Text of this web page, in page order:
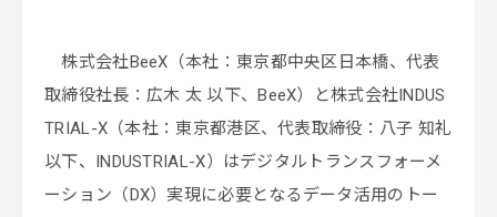
株式会社BeeX（本社：東京都中央区日本橋、代表
取締役社長：広木 太 以下、BeeX）と株式会社INDUS
TRIAL-X（本社：東京都港区、代表取締役：八子 知礼
以下、INDUSTRIAL-X）はデジタルトランスフォーメ
ーション（DX）実現に必要となるデータ活用のトー